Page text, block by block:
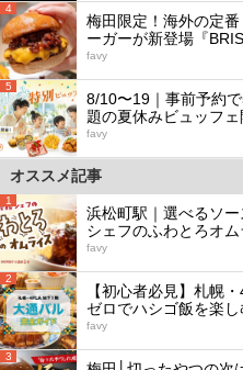
4
梅田限定！海外の定
ーガーが新登場『
favy
5
8/10〜19｜事前予約
題の夏休みビュッフェ
favy
オススメ記事
1
浜松町駅｜選べるソ
シェフのふわとろオム
favy
2
【初心者必見】札幌
ゼロでハシゴ飯を楽
favy
3